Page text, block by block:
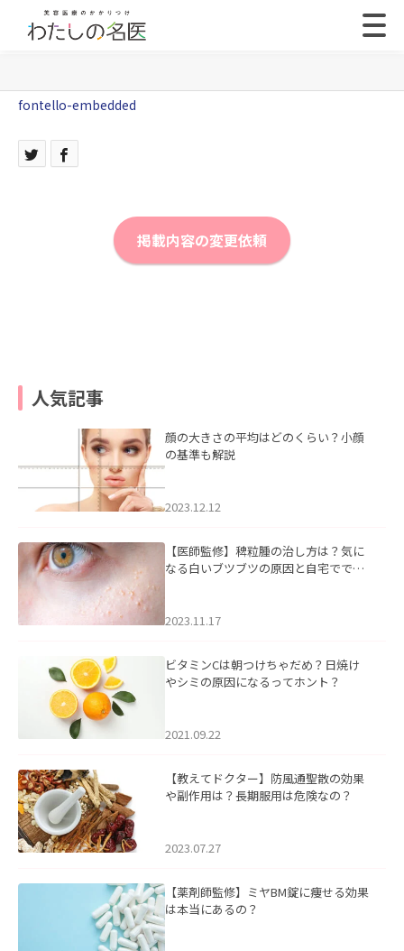
fontello-embedded
掲載内容の変更依頼
人気記事
顔の大きさの平均はどのくらい？小顔
の基準も解説
2023.12.12
【医師監修】稗粒腫の治し方は？気に
なる白いブツブツの原因と自宅ででき
2023.11.17
ビタミンCは朝つけちゃだめ？日焼け
やシミの原因になるってホント？
2021.09.22
【教えてドクター】防風通聖散の効果
や副作用は？長期服用は危険なの？
2023.07.27
【薬剤師監修】ミヤBM錠に痩せる効果
は本当にあるの？